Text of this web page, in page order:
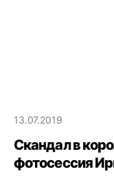
13.07.2019
Скандал в
фотосессия